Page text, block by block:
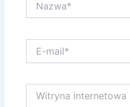
mail*
internetowa